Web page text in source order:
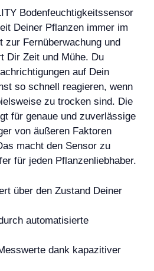
Bodenfeuchtigkeitssensor
Deiner Pflanzen immer im
zur Fernüberwachung und
Dir Zeit und Mühe. Du
auf Dein
so schnell reagieren, wenn
zu trocken sind. Die
für genaue und zuverlässige
von äußeren Faktoren
macht den Sensor zu
für jeden Pflanzenliebhaber.
über den Zustand Deiner
automatisierte
dank kapazitiver